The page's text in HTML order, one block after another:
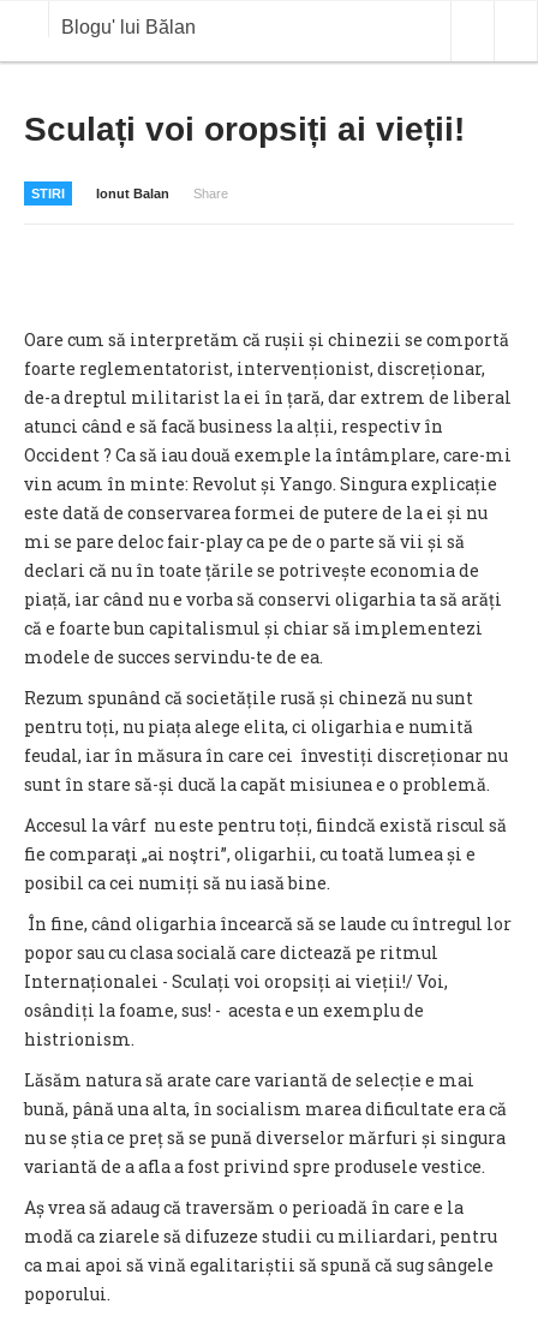
Blogu' lui Bălan
COTATII BVB
Sculați voi oropsiți ai vieții!
STIRI Ionut Balan Share
Oare cum să interpretăm că rușii și chinezii se comportă
foarte reglementatorist, intervenționist, discreționar,
de-a dreptul militarist la ei în țară, dar extrem de liberal
atunci când e să facă business la alții, respectiv în
Occident ? Ca să iau două exemple la întâmplare, care-mi
vin acum în minte: Revolut și Yango. Singura explicație
este dată de conservarea formei de putere de la ei și nu
mi se pare deloc fair-play ca pe de o parte să vii și să
declari că nu în toate țările se potrivește economia de
piață, iar când nu e vorba să conservi oligarhia ta să arăți
că e foarte bun capitalismul și chiar să implementezi
modele de succes servindu-te de ea.
Rezum spunând că societățile rusă și chineză nu sunt
pentru toți, nu piața alege elita, ci oligarhia e numită
feudal, iar în măsura în care cei învestiți discreționar nu
sunt în stare să-și ducă la capăt misiunea e o problemă.
Accesul la vârf nu este pentru toți, fiindcă există riscul să
fie comparaţi „ai noştri”, oligarhii, cu toată lumea și e
posibil ca cei numiți să nu iasă bine.
În fine, când oligarhia încearcă să se laude cu întregul lor
popor sau cu clasa socială care dictează pe ritmul
Internaționalei - Sculați voi oropsiți ai vieții!/ Voi,
osândiți la foame, sus! - acesta e un exemplu de
histrionism.
Lăsăm natura să arate care variantă de selecție e mai
bună, până una alta, în socialism marea dificultate era că
nu se știa ce preț să se pună diverselor mărfuri și singura
variantă de a afla a fost privind spre produsele vestice.
Aș vrea să adaug că traversăm o perioadă în care e la
modă ca ziarele să difuzeze studii cu miliardari, pentru
ca mai apoi să vină egalitariștii să spună că sug sângele
poporului.